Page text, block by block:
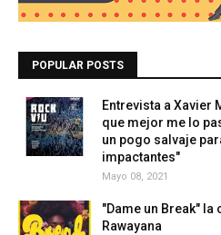
POPULAR POSTS
Entrevista a Xavier
que mejor me lo
un pogo salvaje
impactantes"
Mayo 08, 2021
"Dame un Break"
Rawayana